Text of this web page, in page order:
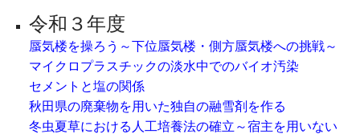
令和３年度
蜃気楼を操ろう～下位蜃気楼・側方蜃気楼への挑戦～
マイクロプラスチックの淡水中でのバイオ汚染
セメントと塩の関係
秋田県の廃棄物を用いた独自の融雪剤を作る
冬虫夏草における人工培養法の確立～宿主を用いない